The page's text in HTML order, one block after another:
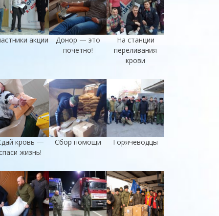
акции
Донор — это
почетно!
На станции
переливания
крови
кровь —
жизнь!
Сбор помощи Горячеводцы